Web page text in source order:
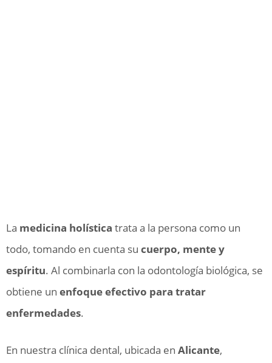
La medicina holística trata a la persona como un
todo, tomando en cuenta su cuerpo, mente y
espíritu. Al combinarla con la odontología biológica, se
obtiene un enfoque efectivo para tratar
enfermedades.
En nuestra clínica dental, ubicada en Alicante,